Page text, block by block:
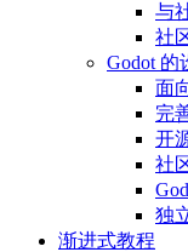
与
社
Godot 的
面
完
开
社
独
渐进式教程